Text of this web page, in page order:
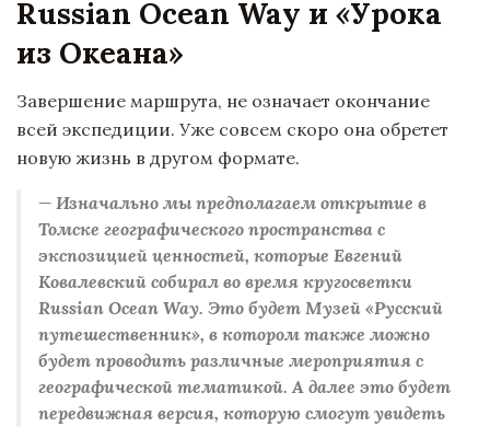
Russian Ocean Way и «Урока
из Океана»
Завершение маршрута, не означает окончание
всей экспедиции. Уже совсем скоро она обретет
новую жизнь в другом формате.
— Изначально мы предполагаем открытие в
Томске географического пространства с
экспозицией ценностей, которые Евгений
Ковалевский собирал во время кругосветки
Russian Ocean Way. Это будет Музей «Русский
путешественник», в котором также можно
будет проводить различные мероприятия с
географической тематикой. А далее это будет
передвижная версия, которую смогут увидеть